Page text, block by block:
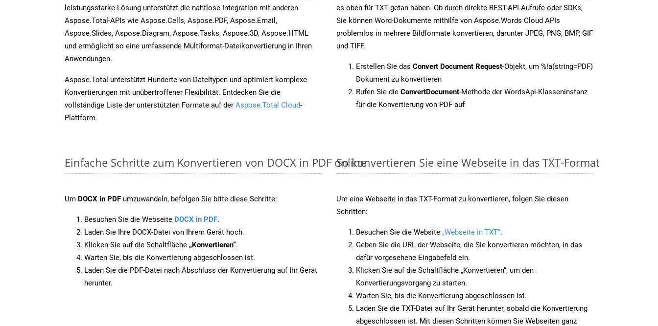
leistungsstarke Lösung unterstützt die nahtlose Integration mit anderen
Aspose.Total-APIs wie Aspose.Cells, Aspose.PDF, Aspose.Email,
Aspose.Slides, Aspose.Diagram, Aspose.Tasks, Aspose.3D, Aspose.HTML
und ermöglicht so eine umfassende Multiformat-Dateikonvertierung in Ihren
Anwendungen.
Aspose.Total unterstützt Hunderte von Dateitypen und optimiert komplexe
Konvertierungen mit unübertroffener Flexibilität. Entdecken Sie die
vollständige Liste der unterstützten Formate auf der Aspose.Total Cloud-
Plattform.
es oben für TXT getan haben. Ob durch direkte REST-API-Aufrufe oder SDKs,
Sie können Word-Dokumente mithilfe von Aspose.Words Cloud APIs
problemlos in mehrere Bildformate konvertieren, darunter JPEG, PNG, BMP, GIF
und TIFF.
Erstellen Sie das Convert Document Request-Objekt, um %!a(string=PDF)
Dokument zu konvertieren
Rufen Sie die ConvertDocument-Methode der WordsApi-Klasseninstanz
für die Konvertierung von PDF auf
Einfache Schritte zum Konvertieren von DOCX in PDF online
Um DOCX in PDF umzuwandeln, befolgen Sie bitte diese Schritte:
Besuchen Sie die Webseite DOCX in PDF.
Laden Sie Ihre DOCX-Datei von Ihrem Gerät hoch.
Klicken Sie auf die Schaltfläche „Konvertieren“.
Warten Sie, bis die Konvertierung abgeschlossen ist.
Laden Sie die PDF-Datei nach Abschluss der Konvertierung auf Ihr Gerät
herunter.
So konvertieren Sie eine Webseite in das TXT-Format
Um eine Webseite in das TXT-Format zu konvertieren, folgen Sie diesen
Schritten:
Besuchen Sie die Website „Webseite in TXT“.
Geben Sie die URL der Webseite, die Sie konvertieren möchten, in das
dafür vorgesehene Eingabefeld ein.
Klicken Sie auf die Schaltfläche „Konvertieren“, um den
Konvertierungsvorgang zu starten.
Warten Sie, bis die Konvertierung abgeschlossen ist.
Laden Sie die TXT-Datei auf Ihr Gerät herunter, sobald die Konvertierung
abgeschlossen ist. Mit diesen Schritten können Sie Webseiten ganz